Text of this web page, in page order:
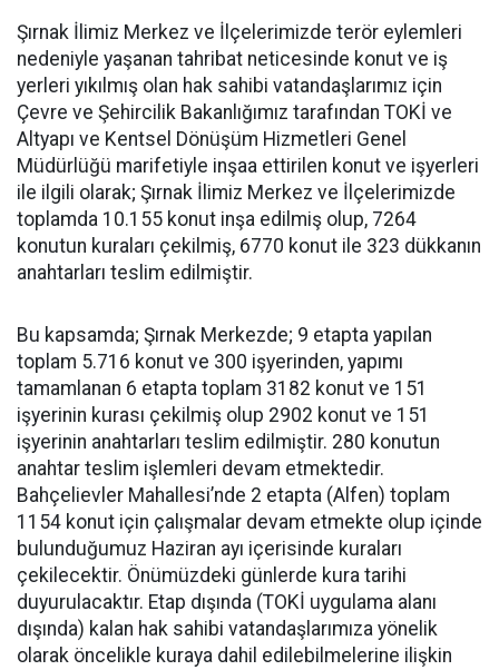
Şırnak İlimiz Merkez ve İlçelerimizde terör eylemleri
nedeniyle yaşanan tahribat neticesinde konut ve iş
yerleri yıkılmış olan hak sahibi vatandaşlarımız için
Çevre ve Şehircilik Bakanlığımız tarafından TOKİ ve
Altyapı ve Kentsel Dönüşüm Hizmetleri Genel
Müdürlüğü marifetiyle inşaa ettirilen konut ve işyerleri
ile ilgili olarak; Şırnak İlimiz Merkez ve İlçelerimizde
toplamda 10.155 konut inşa edilmiş olup, 7264
konutun kuraları çekilmiş, 6770 konut ile 323 dükkanın
anahtarları teslim edilmiştir.
Bu kapsamda; Şırnak Merkezde; 9 etapta yapılan
toplam 5.716 konut ve 300 işyerinden, yapımı
tamamlanan 6 etapta toplam 3182 konut ve 151
işyerinin kurası çekilmiş olup 2902 konut ve 151
işyerinin anahtarları teslim edilmiştir. 280 konutun
anahtar teslim işlemleri devam etmektedir.
Bahçelievler Mahallesi’nde 2 etapta (Alfen) toplam
1154 konut için çalışmalar devam etmekte olup içinde
bulunduğumuz Haziran ayı içerisinde kuraları
çekilecektir. Önümüzdeki günlerde kura tarihi
duyurulacaktır. Etap dışında (TOKİ uygulama alanı
dışında) kalan hak sahibi vatandaşlarımıza yönelik
olarak öncelikle kuraya dahil edilebilmelerine ilişkin